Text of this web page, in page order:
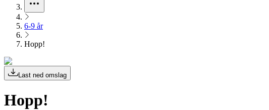
6-9 år
Hopp!
Last ned omslag
Hopp!